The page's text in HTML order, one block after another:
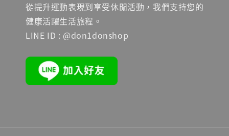
從提升運動表現到享受休閒活動，我們支持您的
健康活躍生活旅程。
LINE ID : @don1donshop